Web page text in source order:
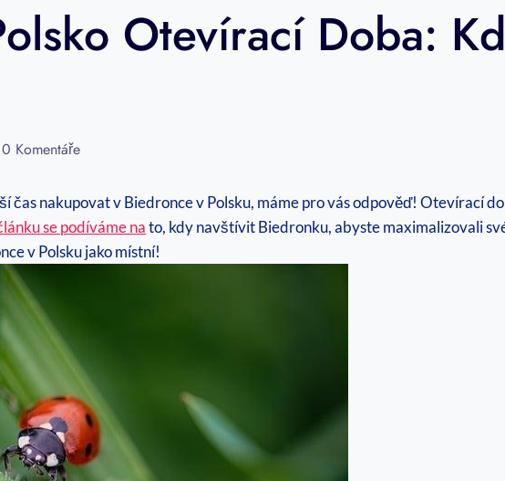
Otevírací Doba:
0 Komentáře
čas nakupovat v Biedronce v Polsku, máme pro vás odpověď! Otevírací
se podíváme nato, kdy navštívit Biedronku, abyste maximalizovali
v Polsku jako místní!